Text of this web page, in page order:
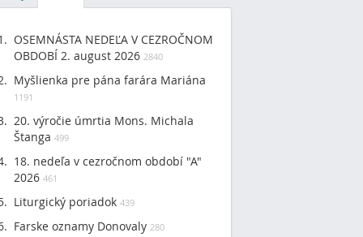
OSEMNÁSTA NEDEĽA V CEZROČNOM
OBDOBÍ 2. august 2026 2840
Myšlienka pre pána farára Mariána
1191
20. výročie úmrtia Mons. Michala
Štanga 499
18. nedeľa v cezročnom období "A"
2026 461
Liturgický poriadok 439
Farske oznamy Donovaly 280